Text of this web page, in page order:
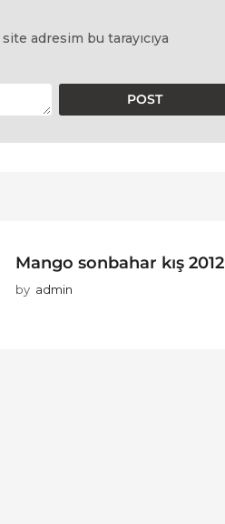
adresim bu tarayıcıya
Mango sonbahar kış 2012
by admin